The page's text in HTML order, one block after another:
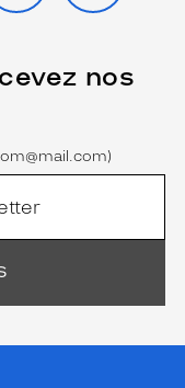
nos